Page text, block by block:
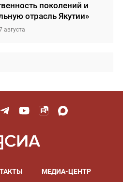
поколений и
отрасль Якутии»
августа
МЕДИА-ЦЕНТР